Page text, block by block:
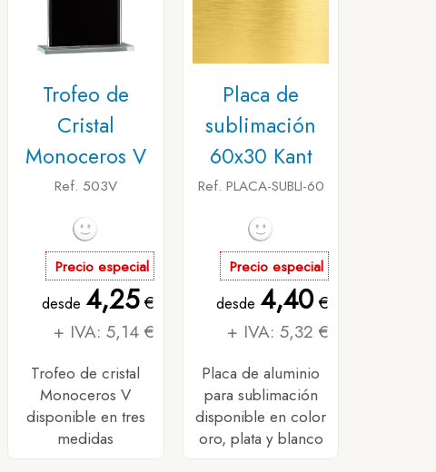
Trofeo de
Cristal
Monoceros V
Ref. 503V
Precio especial
desde 4,25€
+ IVA: 5,14 €
Trofeo de cristal
Monoceros V
disponible en tres
medidas
Placa de
sublimación
60x30 Kant
Ref. PLACA-SUBLI-60
Precio especial
desde 4,40€
+ IVA: 5,32 €
Placa de aluminio
para sublimación
disponible en color
oro, plata y blanco